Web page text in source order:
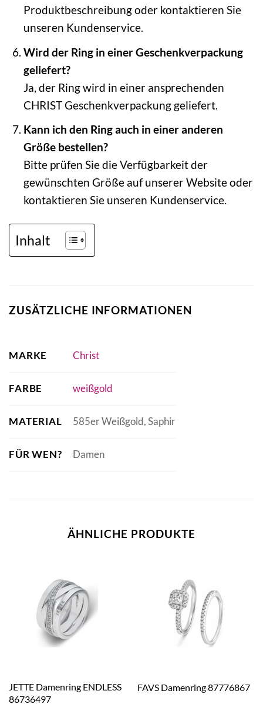
Produktbeschreibung oder kontaktieren Sie
unseren Kundenservice.
Wird der Ring in einer Geschenkverpackung
geliefert?
Ja, der Ring wird in einer ansprechenden
CHRIST Geschenkverpackung geliefert.
Kann ich den Ring auch in einer anderen
Größe bestellen?
Bitte prüfen Sie die Verfügbarkeit der
gewünschten Größe auf unserer Website oder
kontaktieren Sie unseren Kundenservice.
Inhalt
ZUSÄTZLICHE INFORMATIONEN
MARKE Christ
FARBE weißgold
MATERIAL 585er Weißgold, Saphir
FÜR WEN? Damen
ÄHNLICHE PRODUKTE
JETTE Damenring ENDLESS
86736497
FAVS Damenring 87776867